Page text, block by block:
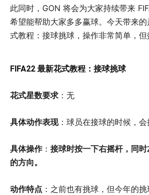
此同时，GON 将会为大家持续带来
希望能帮助大家多多赢球。今天带来
式教程：接球挑球，操作非常简单，但
FIFA22 最新花式教程：接球挑球
花式星数要求 ：无
具体动作表现：球员在接球的时候，
具体操作： 接球时按一下右摇杆，同
的方向。
动作特点 ：之前也有挑球，但今年的